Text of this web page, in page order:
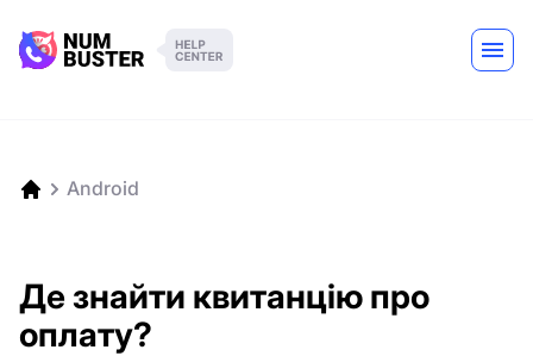
Android
Де знайти квитанцію про
оплату?